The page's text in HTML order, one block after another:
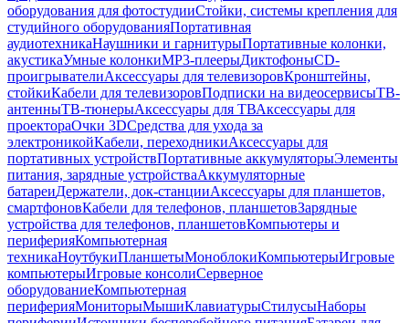
оборудования для фотостудииСтойки, системы крепления для
студийного оборудованияПортативная
аудиотехникаНаушники и гарнитурыПортативные колонки,
акустикаУмные колонкиMP3-плеерыДиктофоныCD-
проигрывателиАксессуары для телевизоровКронштейны,
стойкиКабели для телевизоровПодписки на видеосервисыТВ-
антенныТВ-тюнерыАксессуары для ТВАксессуары для
проектораОчки 3DСредства для ухода за
электроникойКабели, переходникиАксессуары для
портативных устройствПортативные аккумуляторыЭлементы
питания, зарядные устройстваАккумуляторные
батареиДержатели, док-станцииАксессуары для планшетов,
смартфоновКабели для телефонов, планшетовЗарядные
устройства для телефонов, планшетовКомпьютеры и
периферияКомпьютерная
техникаНоутбукиПланшетыМоноблокиКомпьютерыИгровые
компьютерыИгровые консолиСерверное
оборудованиеКомпьютерная
периферияМониторыМышиКлавиатурыСтилусыНаборы